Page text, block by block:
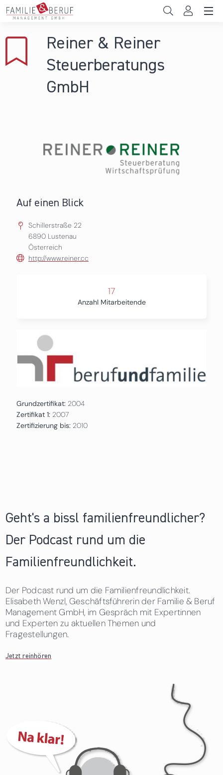
Direkt zum Inhalt
Gemeinden
Hochschulen
News & Events
Reiner & Reiner
Steuerberatungs
GmbH
Auf einen Blick
Schillerstraße 22
6890 Lustenau
Österreich
http://www.reiner.cc
17
Anzahl Mitarbeitende
Grundzertifikat: 2004
Zertifikat 1: 2007
Zertifizierung bis: 2010
Geht's a bissl familienfreundlicher?
Der Podcast rund um die
Familienfreundlichkeit.
Der Podcast rund um die Familienfreundlichkeit.
Elisabeth Wenzl, Geschäftsführerin der Familie & Beruf
Management GmbH, im Gespräch mit Expertinnen
und Experten zu aktuellen Themen und
Fragestellungen.
Jetzt reinhören